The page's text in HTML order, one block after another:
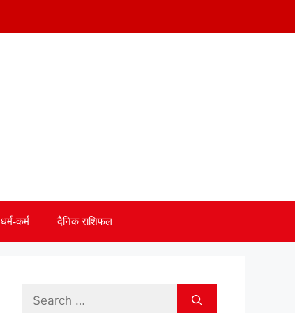
धर्म-कर्म दैनिक राशिफल
Search